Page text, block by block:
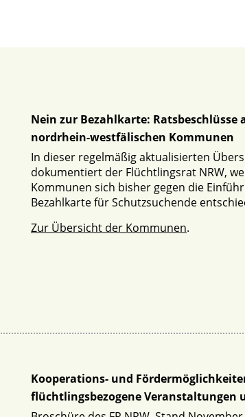
Nein zur Bezahlkarte: Ratsbeschlüsse
nordrhein-westfälischen Kommunen
In dieser regelmäßig aktualisierten
dokumentiert der Flüchtlingsrat NRW,
Kommunen sich bisher gegen die
Bezahlkarte für Schutzsuchende
Zur Übersicht der Kommunen.
Kooperations- und
flüchtlingsbezogene Veranstaltungen